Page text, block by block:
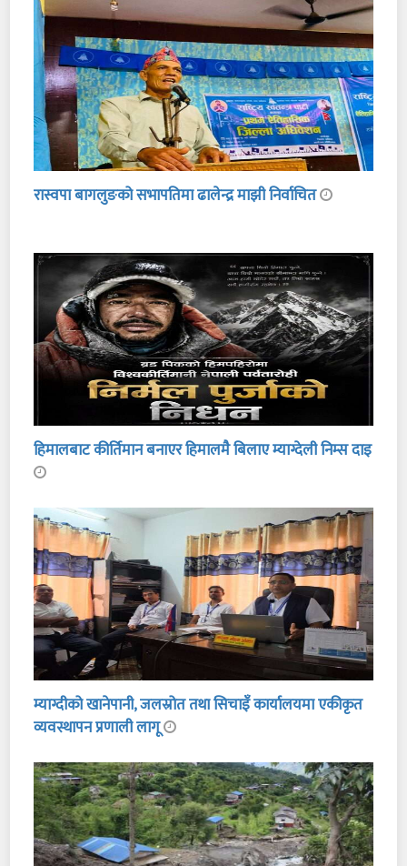
रास्वपा बागलुङको सभापतिमा ढालेन्द्र माझी निर्वाचित
हिमालबाट कीर्तिमान बनाएर हिमालमै बिलाए म्याग्देली निम्स दाइ
म्याग्दीको खानेपानी, जलस्रोत तथा सिचाइँ कार्यालयमा एकीकृत
व्यवस्थापन प्रणाली लागू